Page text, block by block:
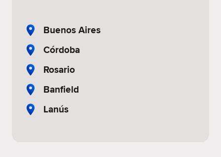
Buenos Aires
Córdoba
Rosario
Banfield
Lanús